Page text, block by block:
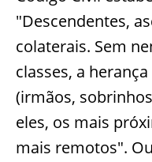
"Descendentes,
colaterais. Sem
classes, a
(irmãos,
eles, os mais
mais remotos".